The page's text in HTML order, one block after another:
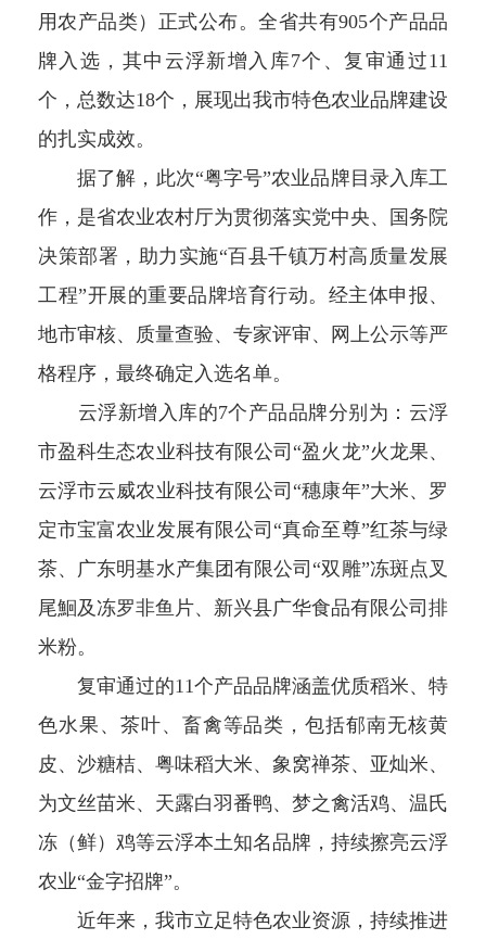
用农产品类）正式公布。全省共有905个产品品
牌入选，其中云浮新增入库7个、复审通过11
个，总数达18个，展现出我市特色农业品牌建设
的扎实成效。
据了解，此次“粤字号”农业品牌目录入库工
作，是省农业农村厅为贯彻落实党中央、国务院
决策部署，助力实施“百县千镇万村高质量发展
工程”开展的重要品牌培育行动。经主体申报、
地市审核、质量查验、专家评审、网上公示等严
格程序，最终确定入选名单。
云浮新增入库的7个产品品牌分别为：云浮
市盈科生态农业科技有限公司“盈火龙”火龙果、
云浮市云威农业科技有限公司“穗康年”大米、罗
定市宝富农业发展有限公司“真命至尊”红茶与绿
茶、广东明基水产集团有限公司“双雕”冻斑点叉
尾鮰及冻罗非鱼片、新兴县广华食品有限公司排
米粉。
复审通过的11个产品品牌涵盖优质稻米、特
色水果、茶叶、畜禽等品类，包括郁南无核黄
皮、沙糖桔、粤味稻大米、象窝禅茶、亚灿米、
为文丝苗米、天露白羽番鸭、梦之禽活鸡、温氏
冻（鲜）鸡等云浮本土知名品牌，持续擦亮云浮
农业“金字招牌”。
近年来，我市立足特色农业资源，持续推进